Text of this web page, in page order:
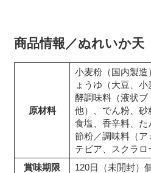
商品情報／ぬれいか天
原材料
小麦粉（国内製造
ょうゆ（大豆、
酵調味料（液状
他）、でん粉、砂
食塩、香辛料、
節粉／調味料（ア
テビア、スクラロ
賞味期限
120日（未開封）